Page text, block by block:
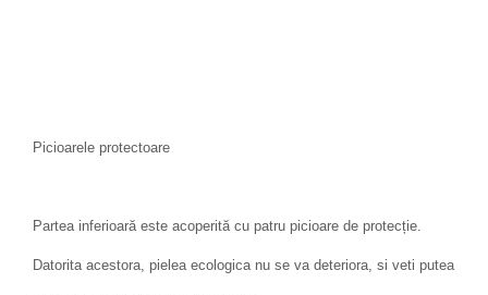
Picioarele protectoare
Partea inferioară este acoperită cu patru picioare de protecție.
Datorita acestora, pielea ecologica nu se va deteriora, si veti putea